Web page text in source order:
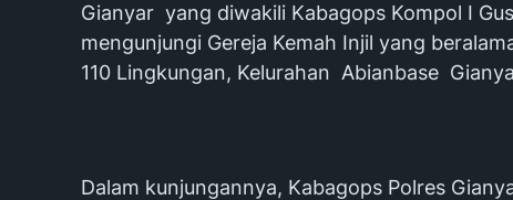
Gianyar yang diwakili Kabagops Kompol I
mengunjungi Gereja Kemah Injil yang
110 Lingkungan, Kelurahan Abianbase
Dalam kunjungannya, Kabagops Polres